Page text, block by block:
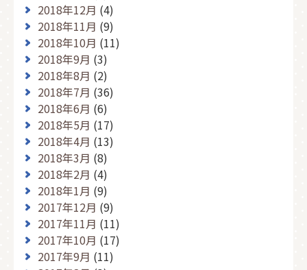
2018年12月 (4)
2018年11月 (9)
2018年10月 (11)
2018年9月 (3)
2018年8月 (2)
2018年7月 (36)
2018年6月 (6)
2018年5月 (17)
2018年4月 (13)
2018年3月 (8)
2018年2月 (4)
2018年1月 (9)
2017年12月 (9)
2017年11月 (11)
2017年10月 (17)
2017年9月 (11)